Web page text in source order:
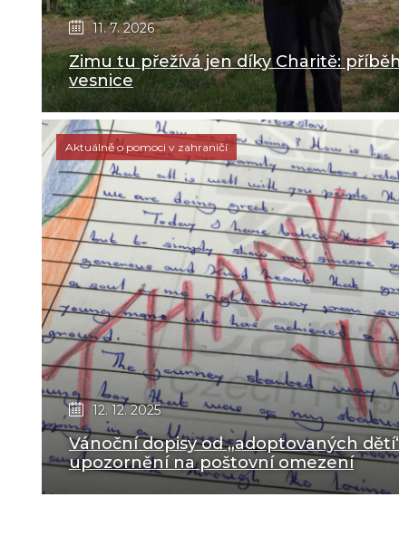
11. 7. 2026
Zimu tu přežívá jen díky Charitě:
vesnice
Aktuálně o pomoci v zahraničí
12. 12. 2025
Vánoční dopisy od „adoptovaných
upozornění na poštovní omezení